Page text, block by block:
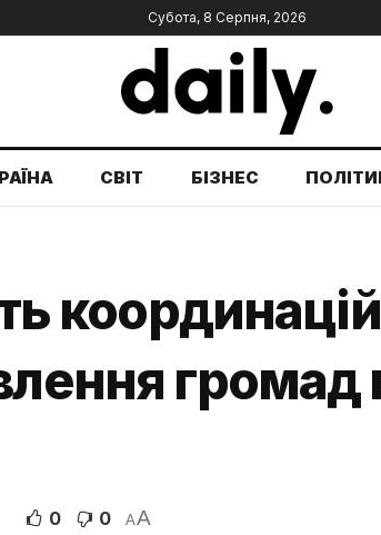
Субота, 8 Серпня, 2026
СВІТ БІЗНЕС
громад
0 0 AA